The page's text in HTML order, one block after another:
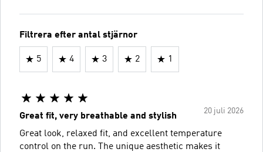
Filtrera efter antal stjärnor
5 4 3 2 1
20 juli 2026
Great fit, very breathable and stylish
Great look, relaxed fit, and excellent temperature
control on the run. The unique aesthetic makes it